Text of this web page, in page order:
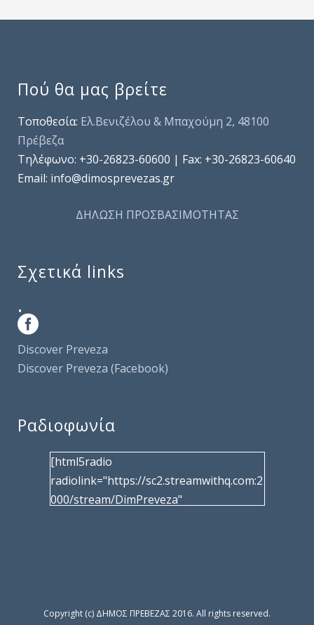
Πού θα μας βρείτε
Τοποθεσία: Ελ.Βενιζέλου & Μπαχούμη 2, 48100
Πρέβεζα
Τηλέφωνo: +30-26823-60600 | Fax: +30-26823-60640
Email: info@dimosprevezas.gr
ΔΗΛΩΣΗ ΠΡΟΣΒΑΣΙΜΟΤΗΤΑΣ
Σχετικά links
.
Discover Preveza
Discover Preveza (Facebook)
Ραδιοφωνία
[html5radio
radiolink="https://sc2.streamwithq.com:2
000/stream/DimPreveza"
facebook="https://www.facebook.com/%
Copyright (c) ΔΗΜΟΣ ΠΡΕΒΕΖΑΣ 2016. All rights reserved.